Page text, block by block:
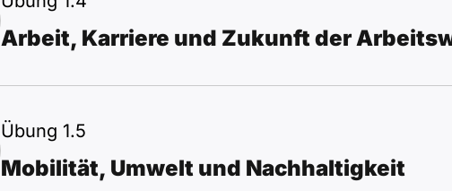
Arbeit, Karriere und Zukunft der
Übung 1.5
Mobilität, Umwelt und Nachhaltigkeit